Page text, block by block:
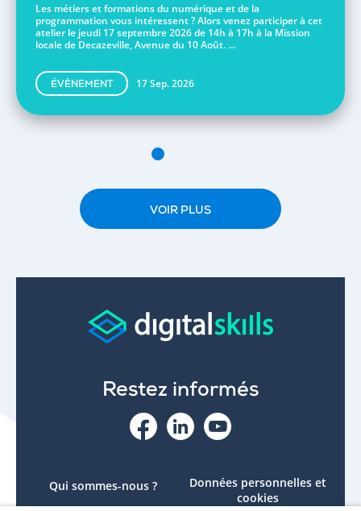
Les métiers et formations du numérique et de la
programmation vous intéressent ? Alors venez participer à cet
atelier le jeudi 17 septembre 2026 de 14h à 17h à la Mission
locale de Decazeville, Avenue du 10 Août. ...
ÉVÈNEMENT 17 Sep. 2026
VOIR PLUS
Restez informés
Qui sommes-nous ?
Données personnelles et
cookies